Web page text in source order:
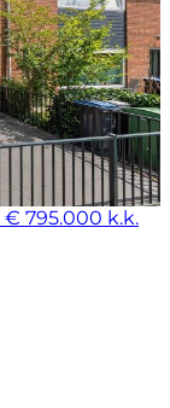
€ 795.000 k.k.